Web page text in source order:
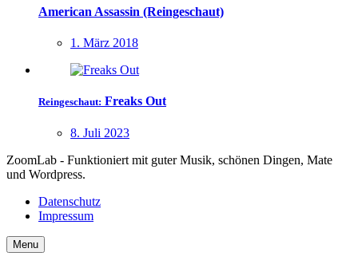
American Assassin (Reingeschaut)
1. März 2018
Reingeschaut: Freaks Out
8. Juli 2023
ZoomLab - Funktioniert mit guter Musik, schönen Dingen, Mate
und Wordpress.
Datenschutz
Impressum
Menu